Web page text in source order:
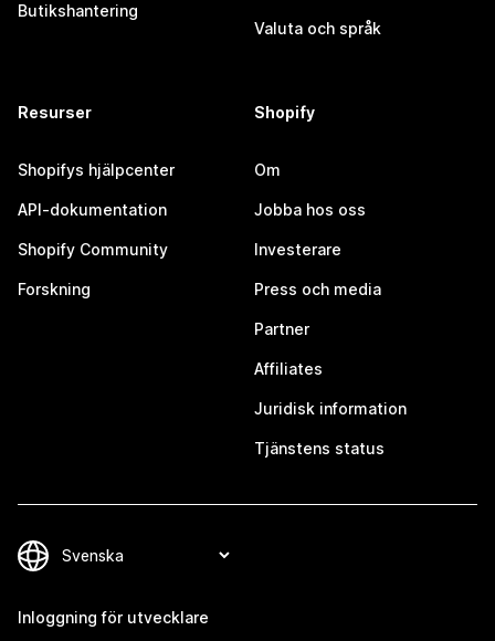
Butikshantering
Valuta och språk
Resurser
Shopifys hjälpcenter
API-dokumentation
Shopify Community
Forskning
Shopify
Om
Jobba hos oss
Investerare
Press och media
Partner
Affiliates
Juridisk information
Tjänstens status
Inloggning för utvecklare